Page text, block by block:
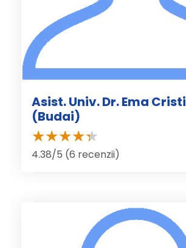
Asist. Univ. Dr. Ema
(Budai)
4.38/5 (6 recenzii)